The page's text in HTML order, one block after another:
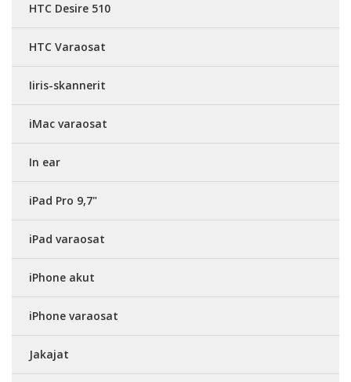
HTC Desire 510
HTC Varaosat
Iiris-skannerit
iMac varaosat
In ear
iPad Pro 9,7"
iPad varaosat
iPhone akut
iPhone varaosat
Jakajat